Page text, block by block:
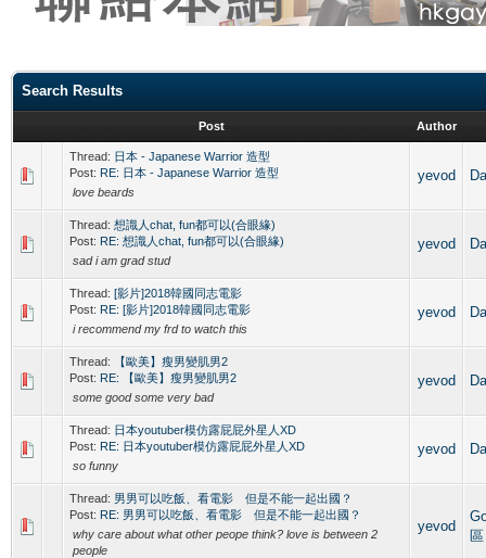
Search Results
Post Author
Thread: 日本 - Japanese Warrior 造型
Post: RE: 日本 - Japanese Warrior 造型
love beards
yevod
Thread: 想識人chat, fun都可以(合眼緣)
Post: RE: 想識人chat, fun都可以(合眼緣)
sad i am grad stud
yevod
Thread: [影片]2018韓國同志電影
Post: RE: [影片]2018韓國同志電影
i recommend my frd to watch this
yevod
Thread:
【歐美】瘦男變肌男2
Post: RE: 【歐美】瘦男變肌男2
some good some very bad
yevod
Thread: 日本youtuber模仿露屁屁外星人XD
Post: RE: 日本youtuber模仿露屁屁外星人XD
so funny
yevod
Thread: 男男可以吃飯、看電影 但是不能一起出國？
Post: RE: 男男可以吃飯、看電影 但是不能一起出國？
why care about what other peope think? love is between 2
people
yevod
區